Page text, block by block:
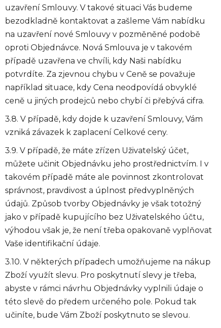
uzavření Smlouvy. V takové situaci Vás budeme
bezodkladně kontaktovat a zašleme Vám nabídku
na uzavření nové Smlouvy v pozměněné podobě
oproti Objednávce. Nová Smlouva je v takovém
případě uzavřena ve chvíli, kdy Naši nabídku
potvrdíte. Za zjevnou chybu v Ceně se považuje
například situace, kdy Cena neodpovídá obvyklé
ceně u jiných prodejců nebo chybí či přebývá cifra.
3.8. V případě, kdy dojde k uzavření Smlouvy, Vám
vzniká závazek k zaplacení Celkové ceny.
3.9. V případě, že máte zřízen Uživatelský účet,
můžete učinit Objednávku jeho prostřednictvím. I v
takovém případě máte ale povinnost zkontrolovat
správnost, pravdivost a úplnost předvyplněných
údajů. Způsob tvorby Objednávky je však totožný
jako v případě kupujícího bez Uživatelského účtu,
výhodou však je, že není třeba opakovaně vyplňovat
Vaše identifikační údaje.
3.10. V některých případech umožňujeme na nákup
Zboží využít slevu. Pro poskytnutí slevy je třeba,
abyste v rámci návrhu Objednávky vyplnili údaje o
této slevě do předem určeného pole. Pokud tak
učiníte, bude Vám Zboží poskytnuto se slevou.